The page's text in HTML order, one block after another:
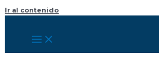
Ir al contenido